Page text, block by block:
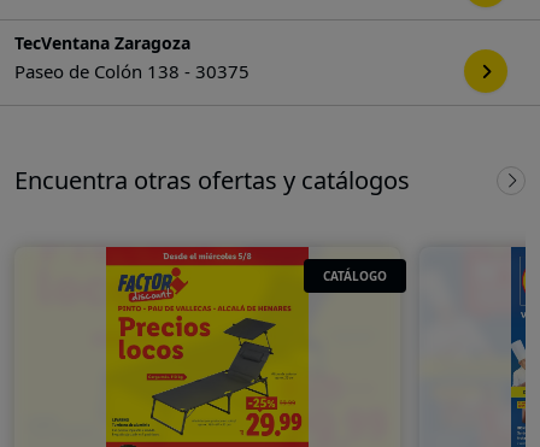
TecVentana Zaragoza
Paseo de Colón 138 - 30375
Encuentra otras ofertas y catálogos
CATÁLOGO